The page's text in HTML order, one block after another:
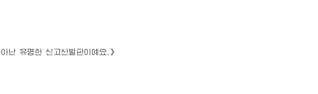
난 유명한 신고산벌판이예요.》